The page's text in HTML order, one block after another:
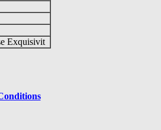
Exquisivit